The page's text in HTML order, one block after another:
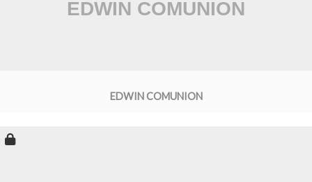
EDWIN COMUNION